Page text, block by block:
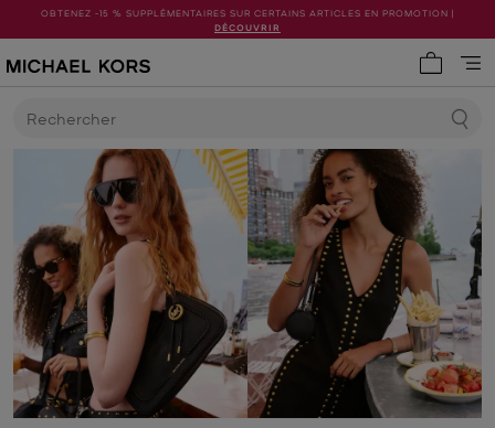
OBTENEZ -15 % SUPPLÉMENTAIRES SUR CERTAINS ARTICLES EN PROMOTION |
DÉCOUVRIR
Rechercher